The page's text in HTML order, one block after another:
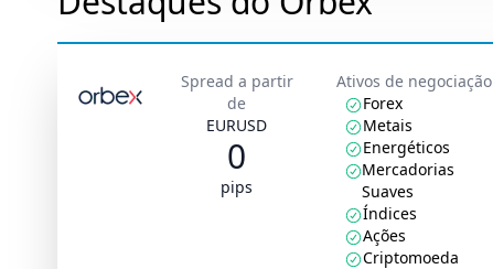
Spread a partir
de
EURUSD
0
pips
Ativos de negociação
Forex
Metais
Energéticos
Mercadorias
Suaves
Índices
Ações
Criptomoeda